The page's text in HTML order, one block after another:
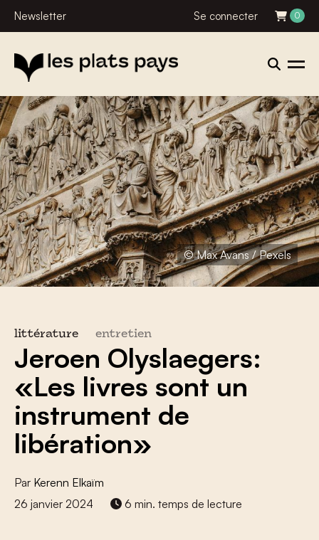
Newsletter Se connecter 0
© Max Avans / Pexels
littérature entretien
Jeroen Olyslaegers:
«Les livres sont un
instrument de
libération»
Par Kerenn Elkaïm
26 janvier 2024
6 min. temps de lecture